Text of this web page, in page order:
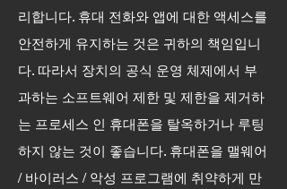
리합니다. 휴대 전화와 앱에 대한 액세스를
안전하게 유지하는 것은 귀하의 책임입니
다. 따라서 장치의 공식 운영 체제에서 부
과하는 소프트웨어 제한 및 제한을 제거하
는 프로세스 인 휴대폰을 탈옥하거나 루팅
하지 않는 것이 좋습니다. 휴대폰을 맬웨어
/ 바이러스 / 악성 프로그램에 취약하게 만